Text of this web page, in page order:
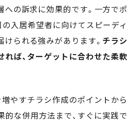
への訴求に効果的です。一方でポ
入居希望者に向けてスピーディ
られる強みがあります。 チラシ
れば、ターゲットに合わせた柔軟
増やすチラシ作成のポイントから
的な併用方法まで、すぐに実践で